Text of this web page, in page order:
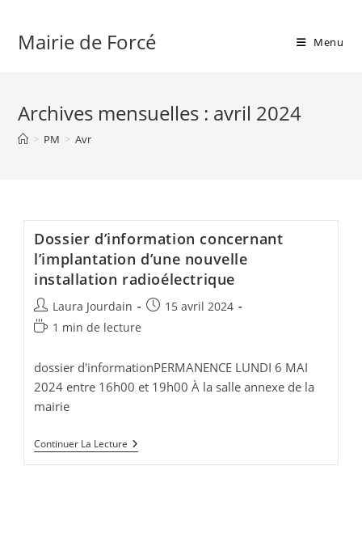
contentMairie de Forcé Menu
Archives mensuelles : avril 2024
> PM > Avr
Dossier d’information concernant
l’implantation d’une nouvelle
installation radioélectrique
Auteur/autrice
de
Laura Jourdain
Publication
15 avril 2024
Temps
lecture :
1 min de lecture
dossier d'informationPERMANENCE LUNDI 6 MAI
2024 entre 16h00 et 19h00 À la salle annexe de la
mairie
Continuer La Lecture Dossier
D’information